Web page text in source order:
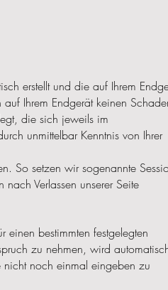
erstellt und die auf Ihrem
Ihrem Endgerät keinen
die sich jeweils im
unmittelbar Kenntnis von Ihrer
So setzen wir sogenannte
Verlassen unserer Seite
bestimmten festgelegten
zu nehmen, wird
nicht noch einmal eingeben zu